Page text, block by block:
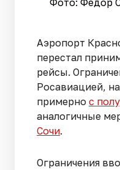
Фото: Федор
Аэропорт
перестал
рейсы.
Росавиацией,
примерно с
аналогичные
Сочи.
Ограничения